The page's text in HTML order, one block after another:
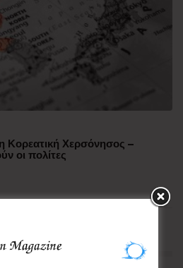
Κορεατική Χερσόνησος –
οι πολίτες